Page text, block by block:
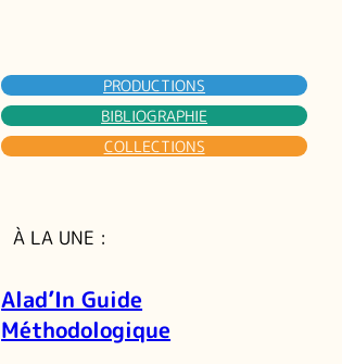
PRODUCTIONS
BIBLIOGRAPHIE
COLLECTIONS
À LA UNE :
Alad’In Guide
Méthodologique